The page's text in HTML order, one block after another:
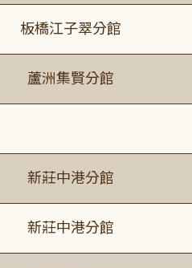
板橋江子翠分館
蘆洲集賢分館
新莊中港分館
新莊中港分館